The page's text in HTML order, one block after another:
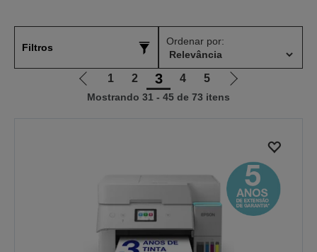
Filtros
Ordenar por:
Ir
para
1 2 3 4 5
Ir
Mostrando 31 - 45 de 73 itens